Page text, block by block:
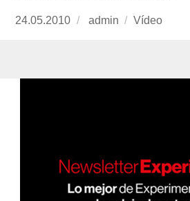
Publicado
24.05.2010 https://
admin Formato
Vídeo